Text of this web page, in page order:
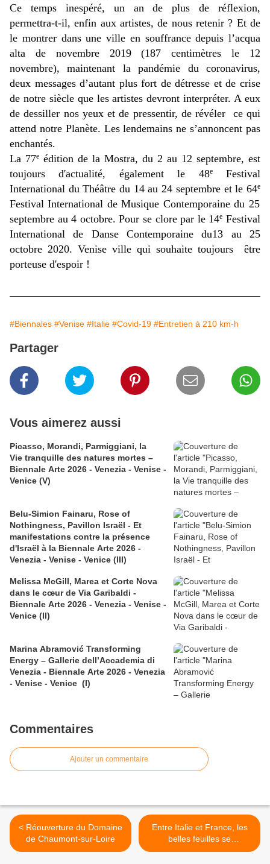
Ce temps inespéré, un an de plus de réflexion,
permettra-t-il, enfin aux artistes, de nous retenir ? Et de
le montrer dans une ville en souffrance depuis l’acqua
alta de novembre 2019 (187 centimètres le 12
novembre), maintenant la pandémie du coronavirus,
deux messages d’autant plus fort de détresse et de crise
de notre siècle que les artistes devront interpréter. A eux
de dessiller nos yeux et de pressentir, de révéler ce qui
attend notre Planète. Les lendemains ne s’annoncent pas
enchantés.
La 77e édition de la Mostra, du 2 au 12 septembre, est
toujours d'actualité, également le 48eFestival
International du Théâtre du 14 au 24 septembre et le 64e
Festival International de Musique Contemporaine du 25
septembre au 4 octobre. Pour se clore par le 14e Festival
International de Danse Contemporaine du13 au 25
octobre 2020. Venise ville qui souhaite toujours être
porteuse d'espoir !
#Biennales #Venise #Italie #Covid-19 #Entretien à 210 km-h
Partager
Vous aimerez aussi
Picasso, Morandi, Parmiggiani, la
Vie tranquille des natures mortes –
Biennale Arte 2026 - Venezia - Venise -
Venice (V)
Belu-Simion Fainaru, Rose of
Nothingness, Pavillon Israël - Et
manifestations contre la présence
d'Israël à la Biennale Arte 2026 -
Venezia - Venise - Venice (III)
Melissa McGill, Marea et Corte Nova
dans le cœur de Via Garibaldi -
Biennale Arte 2026 - Venezia - Venise -
Venice (II)
Marina Abramović Transforming
Energy – Gallerie dell’Accademia di
Venezia - Biennale Arte 2026 - Venezia
- Venise - Venice (I)
Commentaires
Ajouter un commentaire
< Réouverture du Domaine
de Chaumont-sur-Loire
Entre Italie et France, les
belles feuilles se
démasquent chez